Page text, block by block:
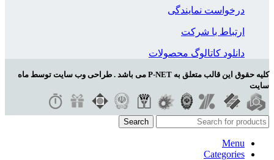
درخواست نمایندگی
ارتباط با شرکت
دانلود کاتالوگ محصولات
کلیه حقوق این قالب متعلق به P-NET می باشد . طراحی وب سایت توسط ماه
سایت
Search
Menu
Categories